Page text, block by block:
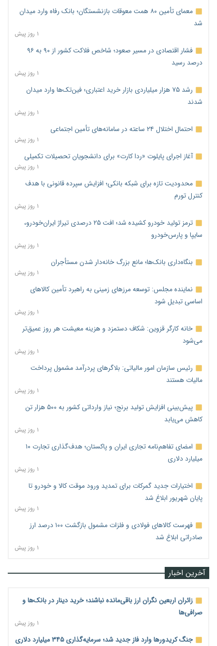
معمای تأمین ۸۰ همت معوقات بازنشستگان؛ بانک رفاه وارد میدان
شد
۱ روز پیش
فشار اقتصادی در مسیر صعود؛ شاخص فلاکت کشور از ۹۰ به ۹۶
درصد رسید
۱ روز پیش
رشد ۷۵ هزار میلیاردی بازار خرید اعتباری؛ فین‌تک‌ها وارد میدان
شدند
۱ روز پیش
احتمال اختلال ۲۴ ساعته در سامانه‌های تأمین اجتماعی
۱ روز پیش
آغاز اجرای پایلوت «ردا کارت» برای دانشجویان تحصیلات تکمیلی
۱ روز پیش
محدودیت تازه برای شبکه بانکی؛ افزایش سپرده قانونی با هدف
کنترل تورم
۱ روز پیش
ترمز تولید خودرو کشیده شد؛ افت ۲۵ درصدی تیراژ ایران‌خودرو،
سایپا و پارس‌خودرو
۱ روز پیش
بنگاه‌داری بانک‌ها؛ مانع بزرگ خانه‌دار شدن مستأجران
۱ روز پیش
نماینده مجلس: توسعه مرزهای زمینی به راهبرد تأمین کالاهای
اساسی تبدیل شود
۱ روز پیش
خانه کارگر قزوین: شکاف دستمزد و هزینه معیشت هر روز عمیق‌تر
می‌شود
۱ روز پیش
رئیس سازمان امور مالیاتی: بلاگرهای پردرآمد مشمول پرداخت
مالیات هستند
۱ روز پیش
پیش‌بینی افزایش تولید برنج؛ نیاز وارداتی کشور به ۵۰۰ هزار تن
کاهش می‌یابد
۱ روز پیش
امضای تفاهم‌نامه تجاری ایران و پاکستان؛ هدف‌گذاری تجارت ۱۰
میلیارد دلاری
۱ روز پیش
اختیارات جدید گمرکات برای تمدید ورود موقت کالا و خودرو تا
پایان شهریور ابلاغ شد
۱ روز پیش
فهرست کالاهای فولادی و فلزات مشمول بازگشت ۱۰۰ درصد ارز
صادراتی ابلاغ شد
۱ روز پیش
آخرین اخبار
زائران اربعین نگران ارز باقی‌مانده نباشند؛ خرید دینار در بانک‌ها و
صرافی‌ها
۱ روز پیش
جنگ کریدورها وارد فاز جدید شد؛ سرمایه‌گذاری ۳۴۵ میلیارد دلاری